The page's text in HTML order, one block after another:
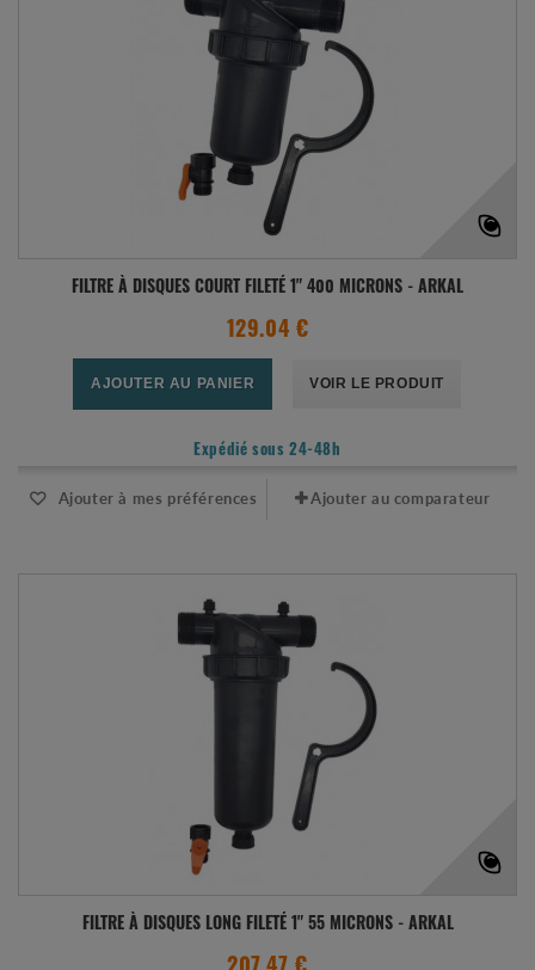
FILTRE À DISQUES COURT FILETÉ 1" 400 MICRONS - ARKAL
129.04 €
AJOUTER AU PANIER VOIR LE PRODUIT
Expédié sous 24-48h
Ajouter à mes préférences Ajouter au comparateur
FILTRE À DISQUES LONG FILETÉ 1" 55 MICRONS - ARKAL